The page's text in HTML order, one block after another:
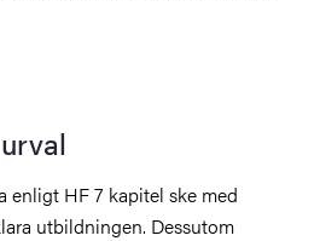
enligt HF 7 kapitel ske med
utbildningen. Dessutom